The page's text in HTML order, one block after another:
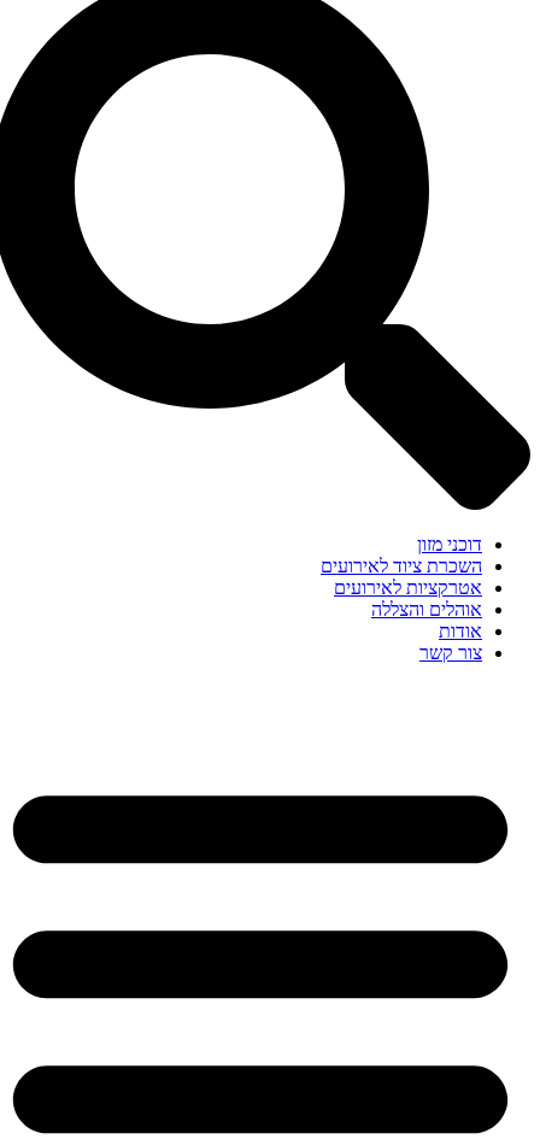
דוכני מזון
השכרת ציוד לאירועים
אטרקציות לאירועים
אוהלים והצללה
אודות
צור קשר